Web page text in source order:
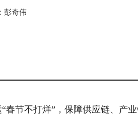
彭奇伟
春节不打烊”，保障供应链、产